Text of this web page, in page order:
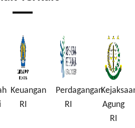
Keuangan
RI
Perdagangan
RI
Agung
RI